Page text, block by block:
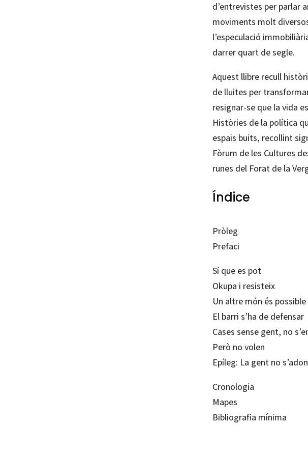
d’entrevistes per parlar
moviments molt
l’especulació
darrer quart de segle.
Aquest llibre recull
de lluites per
resignar-se que la vida
Històries de la política
espais buits, recollint
Fòrum de les Cultures
runes del Forat de la
Índice
Pròleg
Prefaci
Sí que es pot
Okupa i resisteix
Un altre món és possible
El barri s’ha de defensar
Cases sense gent, no
Però no volen
Epíleg: La gent no
Cronologia
Mapes
Bibliografia mínima